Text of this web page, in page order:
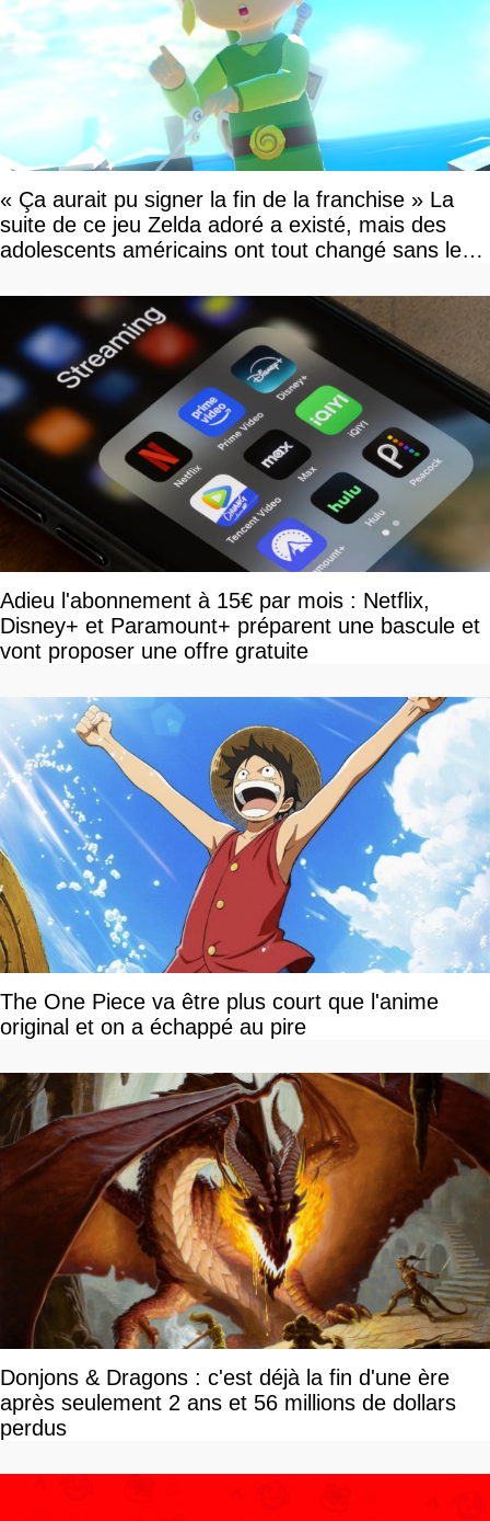
« Ça aurait pu signer la fin de la franchise » La
suite de ce jeu Zelda adoré a existé, mais des
adolescents américains ont tout changé sans le
Adieu l'abonnement à 15€ par mois : Netflix,
Disney+ et Paramount+ préparent une bascule et
vont proposer une offre gratuite
The One Piece va être plus court que l'anime
original et on a échappé au pire
Donjons & Dragons : c'est déjà la fin d'une ère
après seulement 2 ans et 56 millions de dollars
perdus